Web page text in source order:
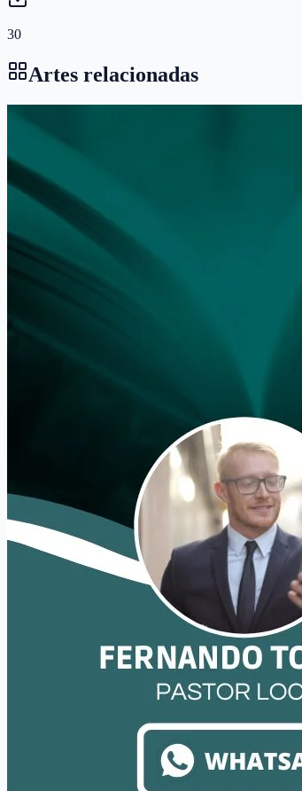
30
Artes relacionadas